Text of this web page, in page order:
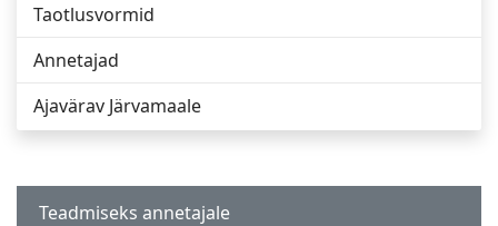
Taotlusvormid
Annetajad
Ajavärav Järvamaale
Teadmiseks annetajale